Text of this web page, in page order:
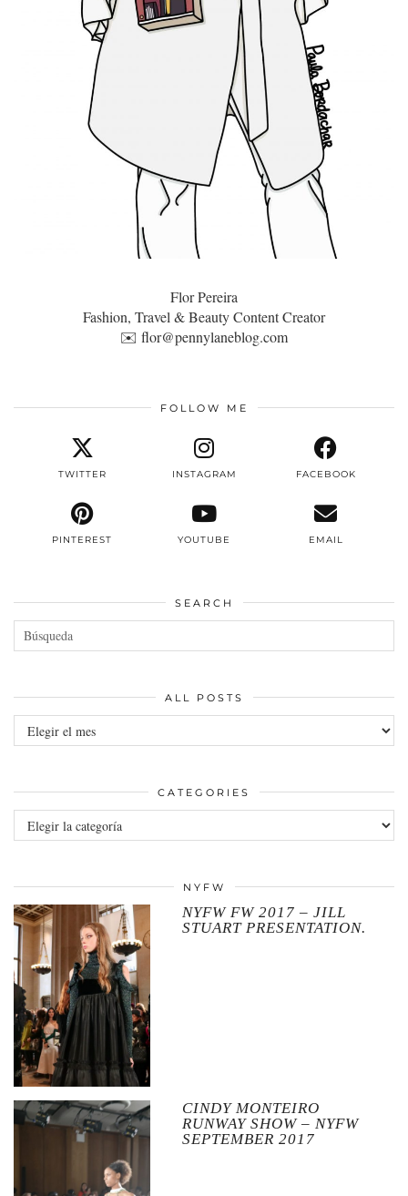
Flor Pereira
Fashion, Travel & Beauty Content Creator
✉️ flor@pennylaneblog.com
FOLLOW ME
TWITTER INSTAGRAM FACEBOOK
PINTEREST YOUTUBE EMAIL
SEARCH
ALL POSTS
All
posts
CATEGORIES
Categories
NYFW
NYFW FW 2017 – JILL
STUART PRESENTATION.
CINDY MONTEIRO
RUNWAY SHOW – NYFW
SEPTEMBER 2017